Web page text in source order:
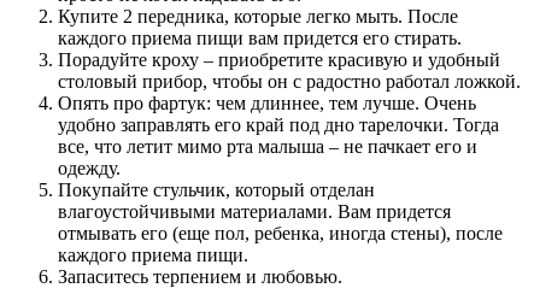
Купите 2 передника, которые легко мыть. После
каждого приема пищи вам придется его стирать.
Порадуйте кроху – приобретите красивую и удобный
столовый прибор, чтобы он с радостно работал ложкой.
Опять про фартук: чем длиннее, тем лучше. Очень
удобно заправлять его край под дно тарелочки. Тогда
все, что летит мимо рта малыша – не пачкает его и
одежду.
Покупайте стульчик, который отделан
влагоустойчивыми материалами. Вам придется
отмывать его (еще пол, ребенка, иногда стены), после
каждого приема пищи.
Запаситесь терпением и любовью.